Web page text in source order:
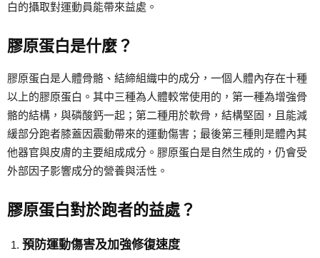
白的攝取對運動員能帶來益處。
膠原蛋白是什麼？
膠原蛋白是人體骨骼、結締組織中的成分，一個人體內存在十種
以上的膠原蛋白。其中三種為人體較常使用的，第一種為增強骨
骼的結構，與磷酸鈣一起；第二種用於軟骨，結構堅固，且能減
緩部分跑者膝蓋因震動帶來的運動傷害；最後第三種則是體內其
他器官與皮膚的主要組成成分。膠原蛋白是自然生成的，仍會受
外部因子影響成分的營養與活性。
膠原蛋白對於跑者的益處？
預防運動傷害及加強修復速度